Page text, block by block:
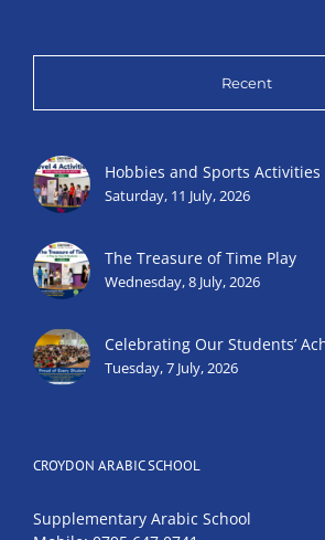
Recent
Hobbies and Sports
Saturday, 11 July, 2026
The Treasure of Time Play
Wednesday, 8 July, 2026
Celebrating Our Students’
Tuesday, 7 July, 2026
CROYDON ARABIC SCHOOL
Supplementary Arabic School